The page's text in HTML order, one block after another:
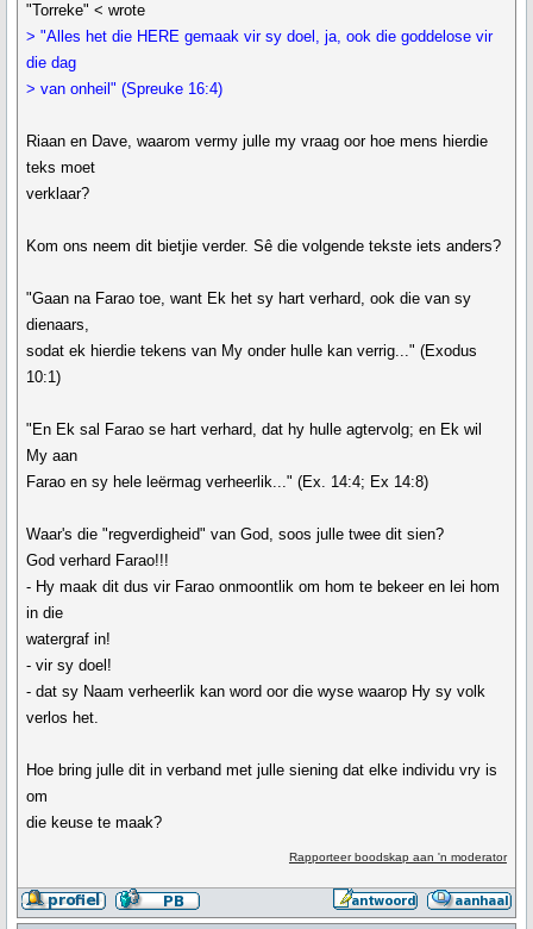
"Torreke" < wrote
> "Alles het die HERE gemaak vir sy doel, ja, ook die goddelose vir
die dag
> van onheil" (Spreuke 16:4)
Riaan en Dave, waarom vermy julle my vraag oor hoe mens hierdie
teks moet
verklaar?
Kom ons neem dit bietjie verder. Sê die volgende tekste iets anders?
"Gaan na Farao toe, want Ek het sy hart verhard, ook die van sy
dienaars,
sodat ek hierdie tekens van My onder hulle kan verrig..." (Exodus
10:1)
"En Ek sal Farao se hart verhard, dat hy hulle agtervolg; en Ek wil
My aan
Farao en sy hele leërmag verheerlik..." (Ex. 14:4; Ex 14:8)
Waar's die "regverdigheid" van God, soos julle twee dit sien?
God verhard Farao!!!
- Hy maak dit dus vir Farao onmoontlik om hom te bekeer en lei hom
in die
watergraf in!
- vir sy doel!
- dat sy Naam verheerlik kan word oor die wyse waarop Hy sy volk
verlos het.
Hoe bring julle dit in verband met julle siening dat elke individu vry is
om
die keuse te maak?
Rapporteer boodskap aan 'n moderator